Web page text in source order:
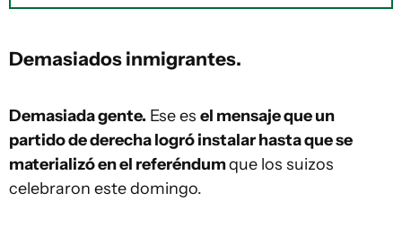
Demasiados inmigrantes.
Demasiada gente. Ese es el mensaje que un
partido de derecha logró instalar hasta que se
materializó en el referéndumque los suizos
celebraron este domingo.